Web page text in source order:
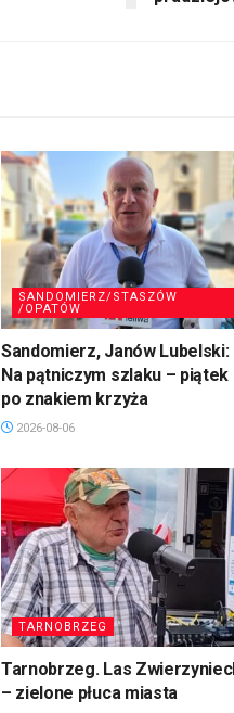
SANDOMIERZ/STASZÓW
/OPATÓW
Sandomierz, Janów Lubelski:
Na pątniczym szlaku – piątek
po znakiem krzyża
2026-08-06
TARNOBRZEG
Tarnobrzeg. Las
– zielone płuca miasta